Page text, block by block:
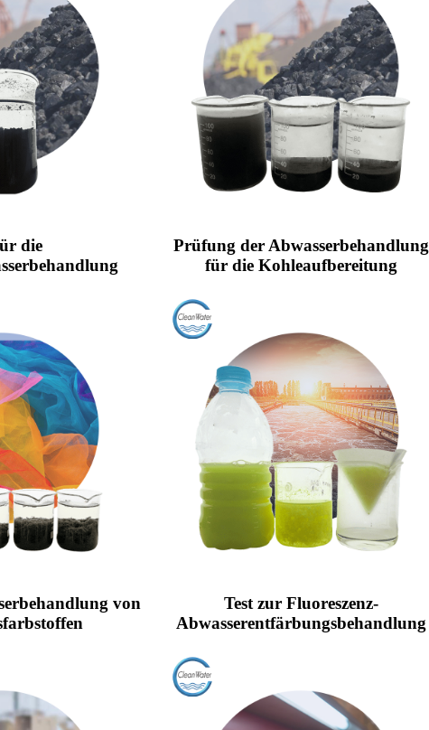
die
Prüfung der Abwasserbehandlung
für die Kohleaufbereitung
von
Test zur Fluoreszenz-
Abwasserentfärbungsbehandlung